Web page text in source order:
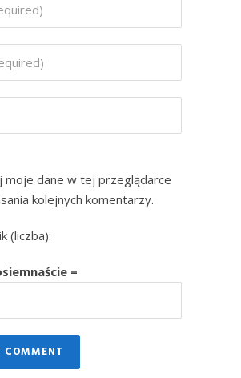
moje dane w tej przeglądarce
kolejnych komentarzy.
(liczba):
=